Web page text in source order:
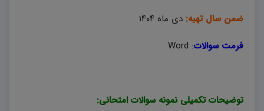
ضمن سال تهیه: دی ماه ۱۴۰۴
فرمت سوالات:
توضیحات تکمیلی نمونه سوالات امتحانی: